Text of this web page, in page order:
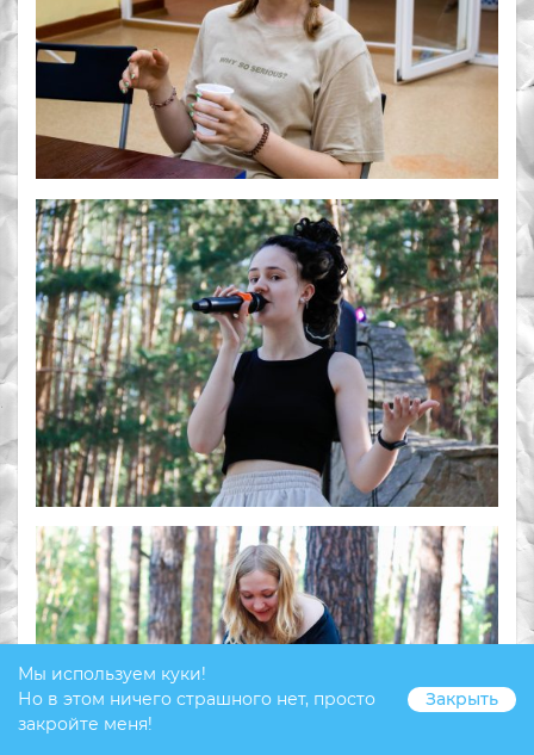
Мы используем куки!
Но в этом ничего страшного нет, просто
закройте меня!
Закрыть